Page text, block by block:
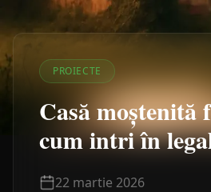
PROIECTE
Casă moștenită
cum intri în
22 martie 2026